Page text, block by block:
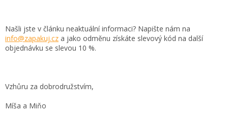
Našli jste v článku neaktuální informaci? Napište nám na
info@zapakuj.cz a jako odměnu získáte slevový kód na další
objednávku se slevou 10 %.
Vzhůru za dobrodružstvím,
Míša a Miňo